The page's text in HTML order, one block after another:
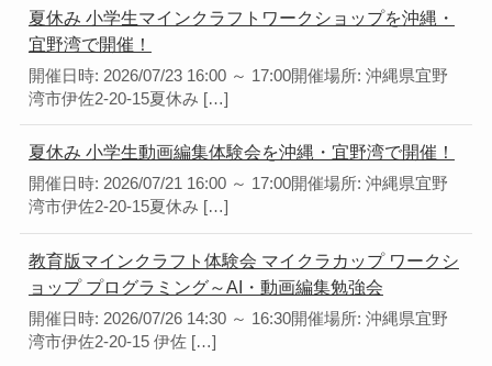
夏休み 小学生マインクラフトワークショップを沖縄・
宜野湾で開催！
開催日時: 2026/07/23 16:00 ～ 17:00開催場所: 沖縄県宜野
湾市伊佐2-20-15夏休み […]
夏休み 小学生動画編集体験会を沖縄・宜野湾で開催！
開催日時: 2026/07/21 16:00 ～ 17:00開催場所: 沖縄県宜野
湾市伊佐2-20-15夏休み […]
教育版マインクラフト体験会 マイクラカップ ワークシ
ョップ プログラミング～AI・動画編集勉強会
開催日時: 2026/07/26 14:30 ～ 16:30開催場所: 沖縄県宜野
湾市伊佐2-20-15 伊佐 […]